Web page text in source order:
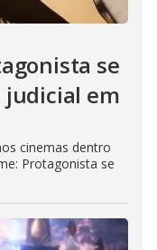
se
judicial em
cinemas dentro
Protagonista se